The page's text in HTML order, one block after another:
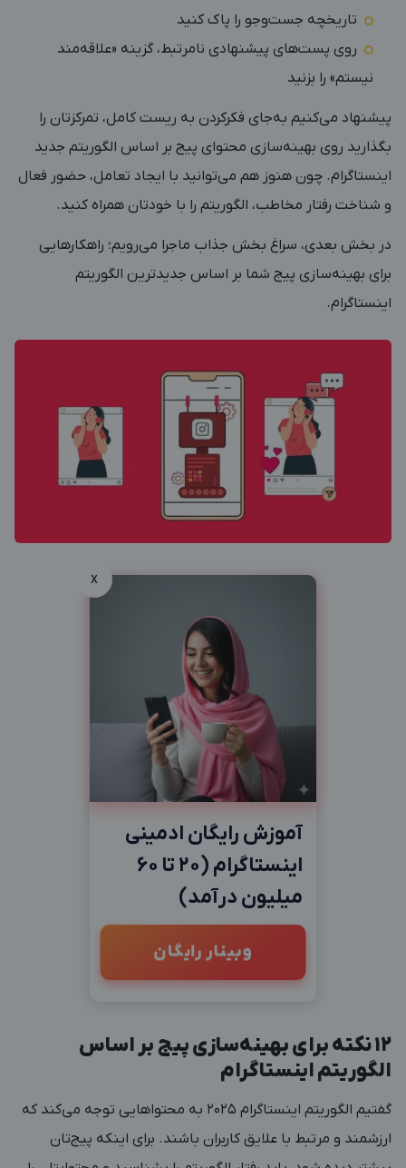
تاریخچه جست‌وجو را پاک کنید
روی پست‌های پیشنهادی نامرتبط، گزینه «علاقه‌مند
نیستم» را بزنید
پیشنهاد می‌کنیم به‌جای فکر‌کردن به ریست کامل، تمرکزتان را
بگذارید روی بهینه‌سازی محتوای پیج بر اساس الگوریتم جدید
اینستاگرام. چون هنوز هم می‌توانید با ایجاد تعامل، حضور فعال
و شناخت رفتار مخاطب، الگوریتم را با خودتان همراه کنید.
در بخش بعدی، سراغ بخش جذاب ماجرا می‌رویم؛ راهکارهایی
برای بهینه‌سازی پیج شما بر اساس جدیدترین الگوریتم
اینستاگرام.
x
آموزش رایگان ادمینی
اینستاگرام (20 تا 60
میلیون درآمد)
وبینار رایگان
۱۲ نکته برای بهینه‌سازی پیج بر اساس
الگوریتم اینستاگرام
گفتیم الگوریتم اینستاگرام ۲۰۲۵ به محتواهایی توجه می‌کند که
ارزشمند و مرتبط با علایق کاربران باشند. برای اینکه پیج‌تان